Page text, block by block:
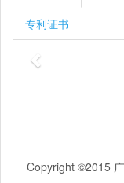
专利证书
Copyright ©2015